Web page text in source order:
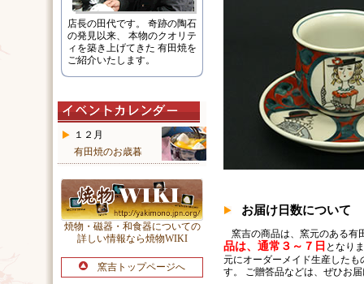
店長の田代です。 奇跡の陶石
の発見以来、 本物のクオリテ
ィを築き上げてきた 有田焼を
ご紹介いたします。
１２月
有田焼のお歳暮
焼物・磁器・和食器についての
詳しい情報なら焼物WIKI
窯吉トップページへ
お届け日数について
窯吉の商品は、窯元のある有
品は、通常３～７日 となり
元にオーダーメイド生産した
す。 ご贈答品などは、ぜひお